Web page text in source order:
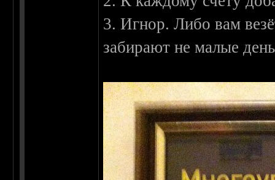
3. Игнор. Либо вам
забирают не малые